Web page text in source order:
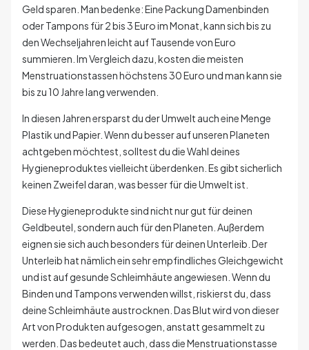
Geld sparen. Man bedenke: Eine Packung Damenbinden
oder Tampons für 2 bis 3 Euro im Monat, kann sich bis zu
den Wechseljahren leicht auf Tausende von Euro
summieren. Im Vergleich dazu, kosten die meisten
Menstruationstassen höchstens 30 Euro und man kann sie
bis zu 10 Jahre lang verwenden.
In diesen Jahren ersparst du der Umwelt auch eine Menge
Plastik und Papier. Wenn du besser auf unseren Planeten
achtgeben möchtest, solltest du die Wahl deines
Hygieneproduktes vielleicht überdenken. Es gibt sicherlich
keinen Zweifel daran, was besser für die Umwelt ist.
Diese Hygieneprodukte sind nicht nur gut für deinen
Geldbeutel, sondern auch für den Planeten. Außerdem
eignen sie sich auch besonders für deinen Unterleib. Der
Unterleib hat nämlich ein sehr empfindliches Gleichgewicht
und ist auf gesunde Schleimhäute angewiesen. Wenn du
Binden und Tampons verwenden willst, riskierst du, dass
deine Schleimhäute austrocknen. Das Blut wird von dieser
Art von Produkten aufgesogen, anstatt gesammelt zu
werden. Das bedeutet auch, dass die Menstruationstasse